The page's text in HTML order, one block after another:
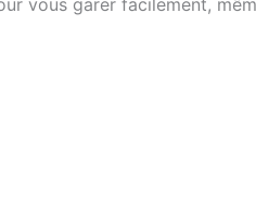
vous garer facilement,